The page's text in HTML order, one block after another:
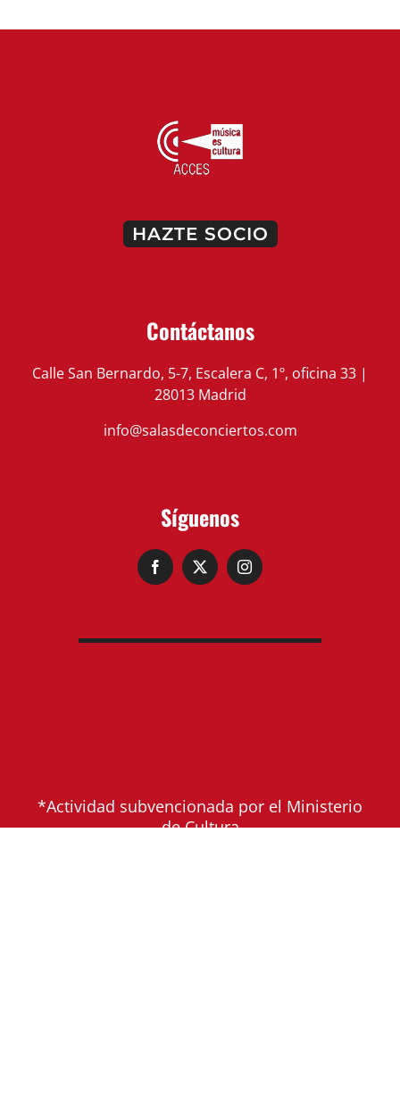
HAZTE SOCIO
Contáctanos
Calle San Bernardo, 5-7, Escalera C, 1º, oficina 33 |
28013 Madrid
info@salasdeconciertos.com
Síguenos
*Actividad subvencionada por el Ministerio
de Cultura